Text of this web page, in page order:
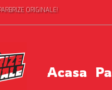
ORIGINALE!
Acasa